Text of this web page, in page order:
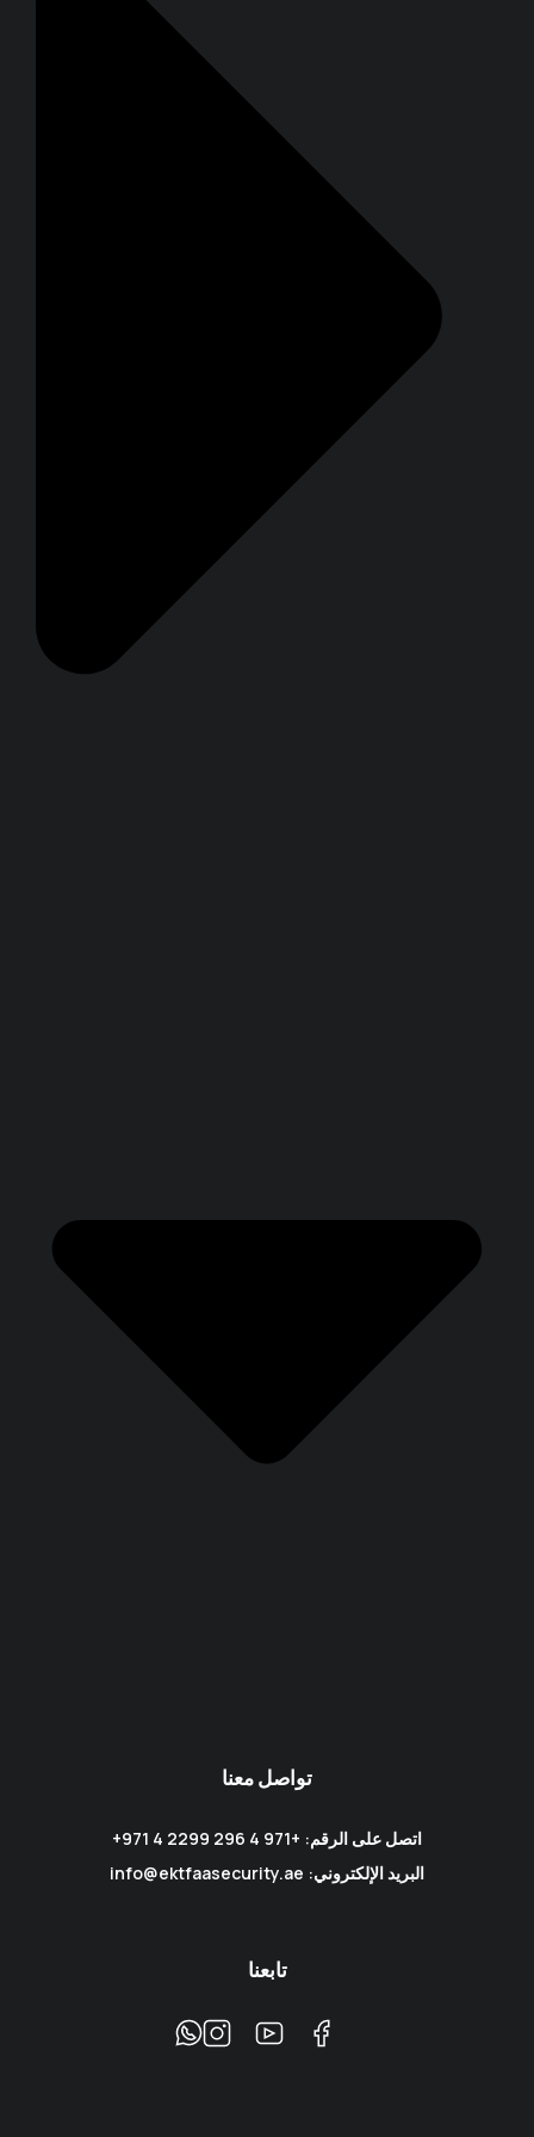
تواصل معنا
اتصل على الرقم: +971 4 296 2299 4 971+
البريد الإلكتروني: info@ektfaasecurity.ae
تابعنا